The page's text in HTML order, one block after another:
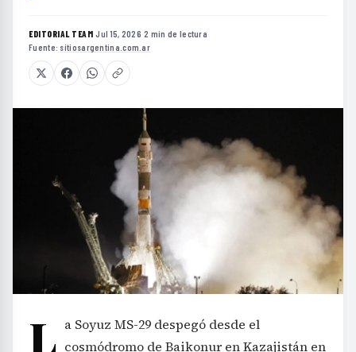
EDITORIAL TEAM·Jul 15, 2026·2 min de lectura·
Fuente: sitiosargentina.com.ar
L a Soyuz MS-29 despegó desde el
cosmódromo de Baikonur en Kazajistán en